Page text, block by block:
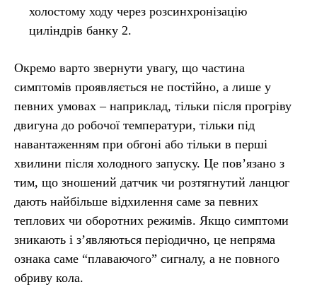
холостому ходу через розсинхронізацію
циліндрів банку 2.
Окремо варто звернути увагу, що частина
симптомів проявляється не постійно, а лише у
певних умовах – наприклад, тільки після прогріву
двигуна до робочої температури, тільки під
навантаженням при обгоні або тільки в перші
хвилини після холодного запуску. Це пов’язано з
тим, що зношений датчик чи розтягнутий ланцюг
дають найбільше відхилення саме за певних
теплових чи оборотних режимів. Якщо симптоми
зникають і з’являються періодично, це непряма
ознака саме “плаваючого” сигналу, а не повного
обриву кола.